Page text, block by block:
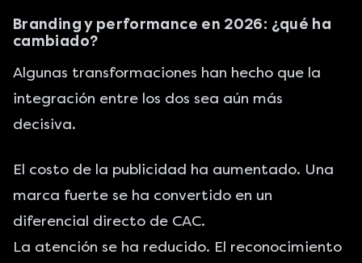
Branding y performance en 2026: ¿qué ha
cambiado?
Algunas transformaciones han hecho que la
integración entre los dos sea aún más
decisiva.
El costo de la publicidad ha aumentado. Una
marca fuerte se ha convertido en un
diferencial directo de CAC.
La atención se ha reducido. El reconocimiento